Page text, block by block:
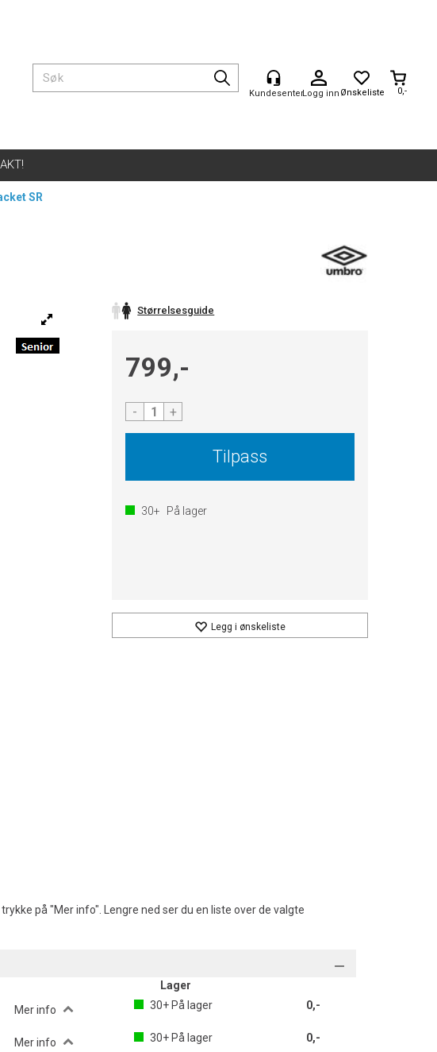
Logg inn 0,-
SR
Størrelsesguide
799,-
- +
Tilpass
30+ På lager
Legg i ønskeliste
på "Mer info". Lengre ned ser du en liste over de valgte
Lager
Mer info 30+På lager 0,-
Mer info 30+På lager 0,-